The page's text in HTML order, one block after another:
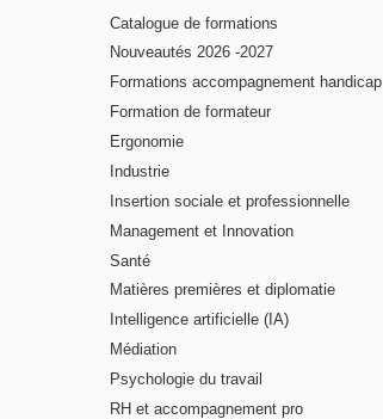
Catalogue de formations
Nouveautés 2026 -2027
Formations accompagnement handicap
Formation de formateur
Ergonomie
Industrie
Insertion sociale et professionnelle
Management et Innovation
Santé
Matières premières et diplomatie
Intelligence artificielle (IA)
Médiation
Psychologie du travail
RH et accompagnement pro